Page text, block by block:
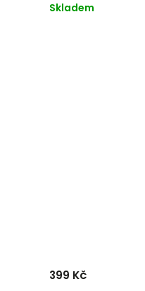
Skladem
399 Kč